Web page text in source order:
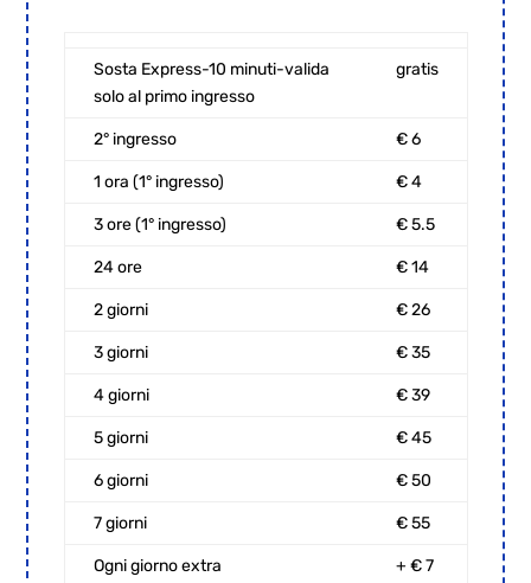
Sosta Express-10 minuti-valida
solo al primo ingresso
gratis
2° ingresso € 6
1 ora (1° ingresso) € 4
3 ore (1° ingresso) € 5.5
24 ore € 14
2 giorni € 26
3 giorni € 35
4 giorni € 39
5 giorni € 45
6 giorni € 50
7 giorni € 55
Ogni giorno extra + € 7